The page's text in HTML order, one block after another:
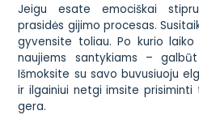
Jeigu esate emociškai
prasidės gijimo procesas.
gyvensite toliau. Po kurio
naujiems santykiams –
Išmoksite su savo buvusiuoju
ir ilgainiui netgi imsite
gera.